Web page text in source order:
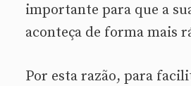
importante para que a
aconteça de forma mais
Por esta razão, para